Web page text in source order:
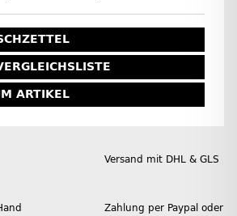
ARTIKEL
Versand mit DHL & GLS
Zahlung per Paypal oder